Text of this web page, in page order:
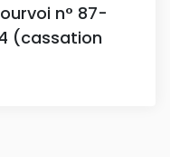
n° 87-
(cassation